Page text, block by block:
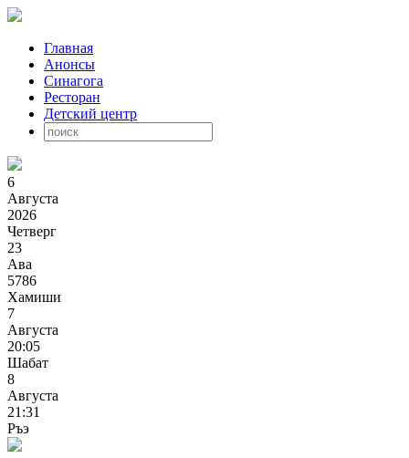
Главная
Анонсы
Синагога
Ресторан
Детский центр
6
Августа
2026
Четверг
23
Ава
5786
Хамиши
7
Августа
20:05
Шабат
8
Августа
21:31
Ръэ